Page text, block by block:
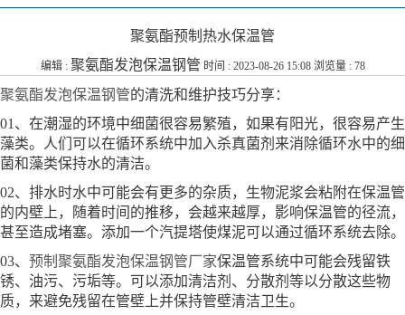
聚氨酯预制热水保温管
编辑 : 聚氨酯发泡保温钢管 时间 : 2023-08-26 15:08 浏览量 : 78
聚氨酯发泡保温钢管的清洗和维护技巧分享：
01、在潮湿的环境中细菌很容易繁殖，如果有阳光，很容易产生
藻类。人们可以在循环系统中加入杀真菌剂来消除循环水中的细
菌和藻类保持水的清洁。
02、排水时水中可能会有更多的杂质，生物泥浆会粘附在保温管
的内壁上，随着时间的推移，会越来越厚，影响保温管的径流，
甚至造成堵塞。添加一个汽提塔使煤泥可以通过循环系统去除。
03、 预制聚氨酯发泡保温钢管厂家保温管系统中可能会残留铁
锈、油污、污垢等。可以添加清洁剂、分散剂等以分散这些物
质，来避免残留在管壁上并保持管壁清洁卫生。